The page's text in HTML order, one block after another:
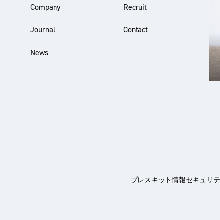
Company
Journal
News
Recruit
Contact
プレスキット情報セキュリ